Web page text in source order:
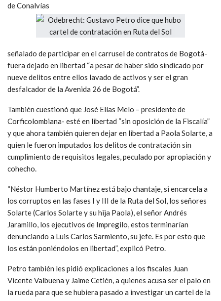
de Conalvías
señalado de participar en el carrusel de contratos de Bogotá-
fuera dejado en libertad “a pesar de haber sido sindicado por
nueve delitos entre ellos lavado de activos y ser el gran
desfalcador de la Avenida 26 de Bogotá”.
También cuestionó que José Elías Melo – presidente de
Corficolombiana- esté en libertad “sin oposición de la Fiscalía”
y que ahora también quieren dejar en libertad a Paola Solarte, a
quien le fueron imputados los delitos de contratación sin
cumplimiento de requisitos legales, peculado por apropiación y
cohecho.
“Néstor Humberto Martínez está bajo chantaje, si encarcela a
los corruptos en las fases I y III de la Ruta del Sol, los señores
Solarte (Carlos Solarte y su hija Paola), el señor Andrés
Jaramillo, los ejecutivos de Impregilo, estos terminarían
denunciando a Luis Carlos Sarmiento, su jefe. Es por esto que
los están poniéndolos en libertad”, explicó Petro.
Petro también les pidió explicaciones a los fiscales Juan
Vicente Valbuena y Jaime Cetién, a quienes acusa ser el palo en
la rueda para que se hubiera pasado a investigar un cartel de la